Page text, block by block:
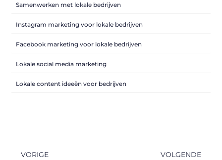
Samenwerken met lokale bedrijven
Instagram marketing voor lokale bedrijven
Facebook marketing voor lokale bedrijven
Lokale social media marketing
Lokale content ideeën voor bedrijven
VORIGE VOLGENDE